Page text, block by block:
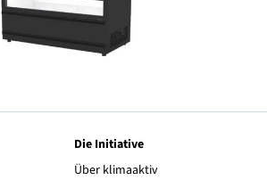
Die Initiative
Über klimaaktiv